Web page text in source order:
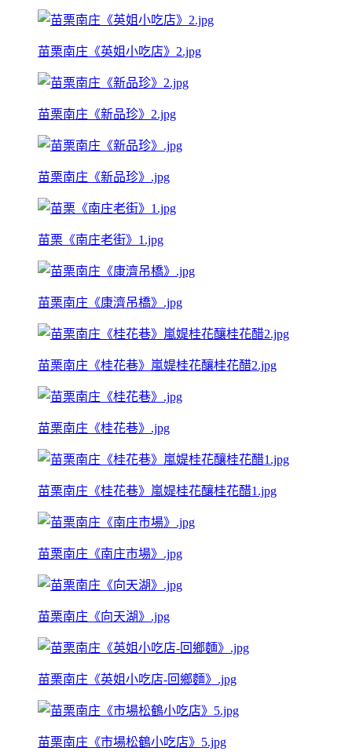
苗栗南庄《英姐小吃店》2.jpg
苗栗南庄《新品珍》2.jpg
苗栗南庄《新品珍》.jpg
苗栗《南庄老街》1.jpg
苗栗南庄《康濟吊橋》.jpg
苗栗南庄《桂花巷》嵐媞桂花釀桂花醋2.jpg
苗栗南庄《桂花巷》.jpg
苗栗南庄《桂花巷》嵐媞桂花釀桂花醋1.jpg
苗栗南庄《南庄市場》.jpg
苗栗南庄《向天湖》.jpg
苗栗南庄《英姐小吃店-回鄉麵》.jpg
苗栗南庄《市場松鶴小吃店》5.jpg